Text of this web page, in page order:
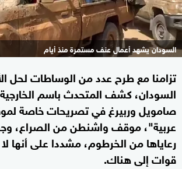
السودان يشهد أعمال عنف مستمرة منذ أيام
تزامنا مع طرح عدد من الوساطات لحل
السودان، كشف المتحدث باسم الخارجية
صامويل وربيرغ في تصريحات خاصة
عربية"، موقف واشنطن من الصراع،
رعاياها من الخرطوم، مشددا على أنها
قوات إلى هناك.